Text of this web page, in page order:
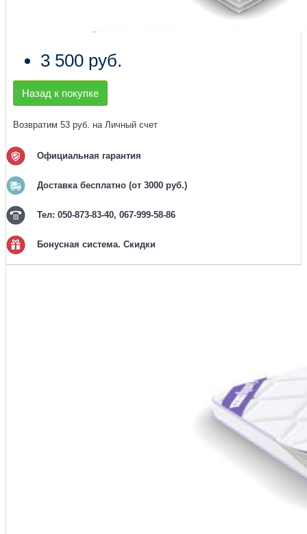
3 500 руб.
Назад к покупке
Возвратим 53 руб. на Личный счет
Официальная гарантия
Доставка бесплатно (от 3000 руб.)
Тел: 050-873-83-40, 067-999-58-86
Бонусная система. Скидки